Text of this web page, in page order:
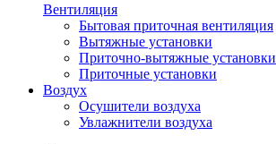
Вентиляция
Бытовая приточная вентиляция
Вытяжные установки
Приточно-вытяжные установки
Приточные установки
Воздух
Осушители воздуха
Увлажнители воздуха